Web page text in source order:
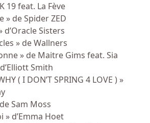
19 feat. La Fève
» de Spider ZED
d’Oracle Sisters
» de Wallners
» de Maitre Gims feat. Sia
Smith
( I DON’T SPRING 4 LOVE ) »
Sam Moss
» d’Emma Hoet